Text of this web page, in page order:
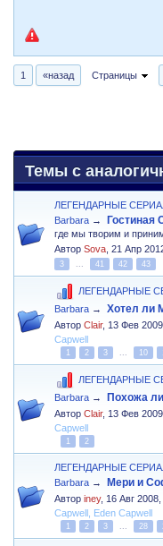
1 «назад Страницы
Темы с
ЛЕГЕНДАРНЫЕ
Barbara → Гостиная
где мы творим и
АвторSova ,21 Апр
3
... 41 42 43
ЛЕГЕНДАРНЫЕ
Barbara → Хотел ли
АвторClair, 13 Фев
Capwell
1 2 3 ... 10
ЛЕГЕНДАРНЫЕ
Barbara → Похожа
АвторClair, 13 Фев
Capwell
1 2
ЛЕГЕНДАРНЫЕ
Barbara → Мери и
Авторiney, 16 Авг
Capwell Eden Capwell
1 2 3 ... 28